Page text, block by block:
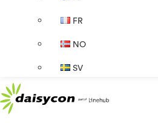
FR
NO
SV